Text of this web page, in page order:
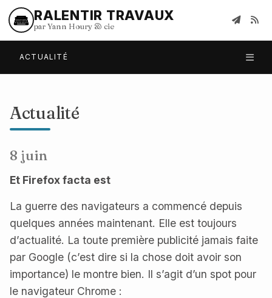
RALENTIR TRAVAUX
par Yann Houry & cie
ACTUALITÉ
Actualité
8 juin
Et Firefox facta est
La guerre des navigateurs a commencé depuis
quelques années maintenant. Elle est toujours
d’actualité. La toute première publicité jamais faite
par Google (c’est dire si la chose doit avoir son
importance) le montre bien. Il s’agit d’un spot pour
le navigateur Chrome :